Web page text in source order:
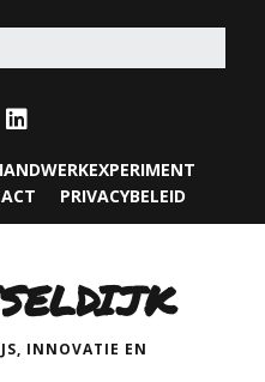
PRIVACYBELEID
INNOVATIE EN